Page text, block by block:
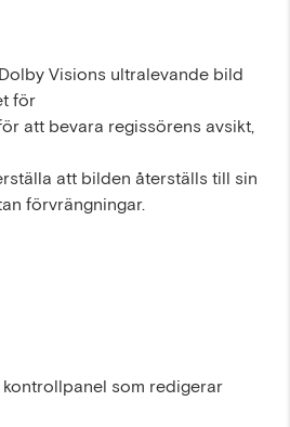
Visions ultralevande bild
för
att bevara regissörens avsikt,
att bilden återställs till sin
förvrängningar.
som redigerar